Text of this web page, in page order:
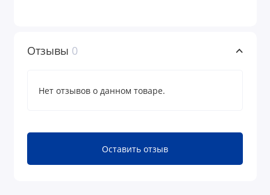
Отзывы 0
Нет отзывов о данном товаре.
Оставить отзыв